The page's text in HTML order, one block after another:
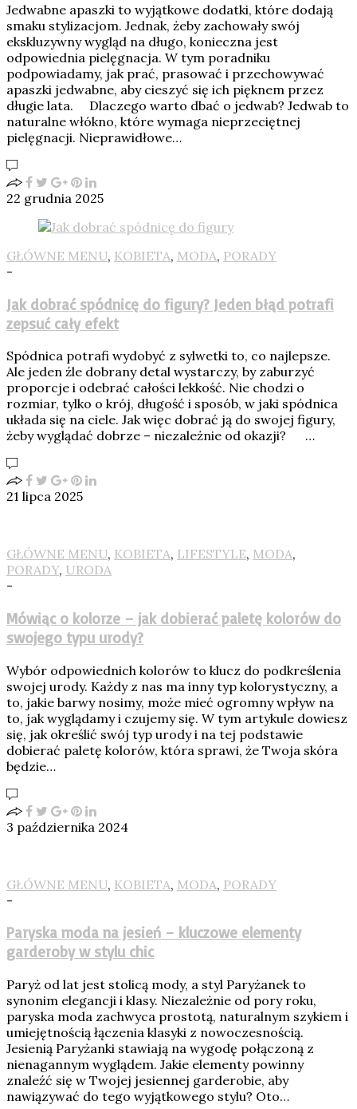
Jedwabne apaszki to wyjątkowe dodatki, które dodają
smaku stylizacjom. Jednak, żeby zachowały swój
ekskluzywny wygląd na długo, konieczna jest
odpowiednia pielęgnacja. W tym poradniku
podpowiadamy, jak prać, prasować i przechowywać
apaszki jedwabne, aby cieszyć się ich pięknem przez
długie lata. Dlaczego warto dbać o jedwab? Jedwab to
naturalne włókno, które wymaga nieprzeciętnej
pielęgnacji. Nieprawidłowe…
22 grudnia 2025
GŁÓWNE MENU, KOBIETA, MODA, PORADY
-
Jak dobrać spódnicę do figury? Jeden błąd potrafi
zepsuć cały efekt
Spódnica potrafi wydobyć z sylwetki to, co najlepsze.
Ale jeden źle dobrany detal wystarczy, by zaburzyć
proporcje i odebrać całości lekkość. Nie chodzi o
rozmiar, tylko o krój, długość i sposób, w jaki spódnica
układa się na ciele. Jak więc dobrać ją do swojej figury,
żeby wyglądać dobrze – niezależnie od okazji? …
21 lipca 2025
GŁÓWNE MENU, KOBIETA, LIFESTYLE, MODA,
PORADY, URODA
-
Mówiąc o kolorze – jak dobierać paletę kolorów do
swojego typu urody?
Wybór odpowiednich kolorów to klucz do podkreślenia
swojej urody. Każdy z nas ma inny typ kolorystyczny, a
to, jakie barwy nosimy, może mieć ogromny wpływ na
to, jak wyglądamy i czujemy się. W tym artykule dowiesz
się, jak określić swój typ urody i na tej podstawie
dobierać paletę kolorów, która sprawi, że Twoja skóra
będzie…
3 października 2024
GŁÓWNE MENU, KOBIETA, MODA, PORADY
-
Paryska moda na jesień – kluczowe elementy
garderoby w stylu chic
Paryż od lat jest stolicą mody, a styl Paryżanek to
synonim elegancji i klasy. Niezależnie od pory roku,
paryska moda zachwyca prostotą, naturalnym szykiem i
umiejętnością łączenia klasyki z nowoczesnością.
Jesienią Paryżanki stawiają na wygodę połączoną z
nienagannym wyglądem. Jakie elementy powinny
znaleźć się w Twojej jesiennej garderobie, aby
nawiązywać do tego wyjątkowego stylu? Oto…